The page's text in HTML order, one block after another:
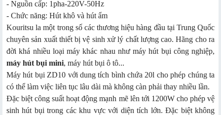
- Nguồn cấp: 1pha-220V-50Hz
- Chức năng: Hút khô và hút ẩm
Kouritsu la một trong số các thương hiệu hàng đầu tại Trung Quốc
chuyên sản xuất thiết bị vệ sinh xử lý chất lượng cao. Hãng cho ra
đời khá nhiều loại máy khác nhau như máy hút bụi công nghiệp,
máy hút bụi mini, máy hút bụi ô tô...
Máy hút bụi ZD10 với dung tích bình chứa 20l cho phép chúng ta
có thể làm việc liên tục lâu dài mà không càn phải thay nhiều lần.
Đặc biệt công suất hoạt động mạnh mẽ lên tới 1200W cho phép vệ
sinh hút bụi trong các khu vực với diện tích lớn. Đặc biệt không